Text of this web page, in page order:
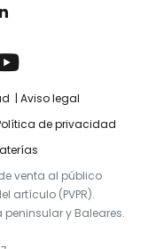
Aviso legal
de privacidad
venta al público
artículo (PVPR).
y Baleares.